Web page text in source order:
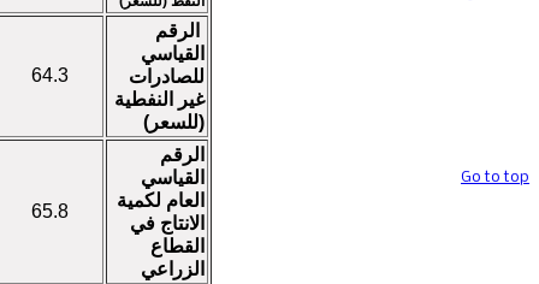
الرقم
القياسي
للصادرات
غير النفطية
(للسعر)
64.3
الرقم
القياسي
العام لكمية
الانتاج في
القطاع
الزراعي
65.8
Go to top